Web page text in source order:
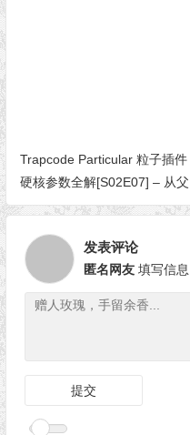
Trapcode Particular 粒子插件
硬核参数全解[S02E07] – 从父
级系统发射子粒子（Particular
发表评论
匿名网友 填写信息